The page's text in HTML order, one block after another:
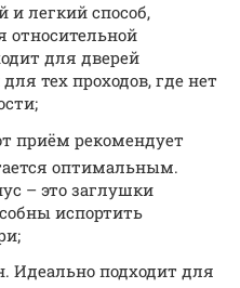
легкий способ,
относительной
для дверей
тех проходов, где нет
приём рекомендует
оптимальным.
– это заглушки
испортить
Идеально подходит для